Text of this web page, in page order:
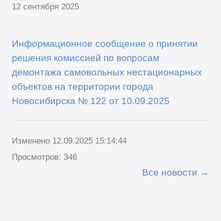
12 сентября 2025
Информационное сообщение о принятии
решения комиссией по вопросам
демонтажа самовольных нестационарных
объектов на территории города
Новосибирска № 122 от 10.09.2025
Изменено 12.09.2025 15:14:44
Просмотров: 346
Все новости